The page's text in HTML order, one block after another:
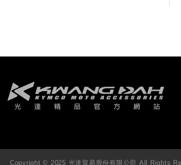
Copyright © 2025 光達貿易股份有限公司 All Rights